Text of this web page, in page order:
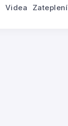
Videa Zateplení